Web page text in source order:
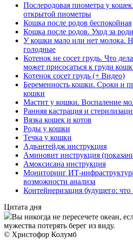
Послеродовая пиометра у
открытой пиометры
Кошка после родов беспокойная
Кошка после родов. Уход за
У кошки мало или нет молока.
голодные
Котенок не сосет грудь. Что
может присосаться к груди
Котенок сосет грудь (+ Видео)
Беременность кошки. Сроки и
кошки
Мастит у кошки. Воспаление
Ранняя кастрация и
Вязка кошек и котов
Роды у кошки
Течка у кошки
Адвантейдж инструкция
Аминовит инструкция
Амоксисана инструкция
Мониторинг ИТ-
возможности анализа
Контейнеризация будущего: что
Цитата дня
Вы никогда не пересечете океан,
мужества потерять берег из виду.
© Христофор Колумб